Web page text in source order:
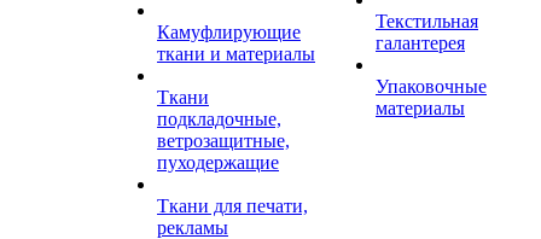
Камуфлирующие
ткани и материалы
Ткани
подкладочные,
ветрозащитные,
пуходержащие
Ткани для печати,
рекламы
Текстильная
галантерея
Упаковочные
материалы